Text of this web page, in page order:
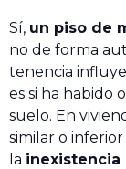
Sí, un piso de
no de forma
tenencia
es si ha habido
suelo. En
similar o
la inexistencia